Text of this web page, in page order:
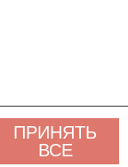
праве действующего
использоваться
Любая загрузка,
ПРИНЯТЬ
ВСЕ